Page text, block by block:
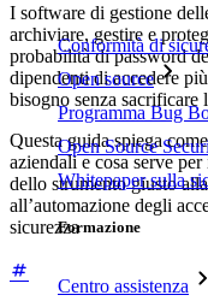
Conformità di
Open source
Programma Bug
Open Source
Whitepaper sulla
Formazione
Centro assistenza
I software di gestione
archiviare, gestire e
probabilità di password
dipendenti di accedere
bisogno senza sacrificare
Questa guida spiega
aziendali e cosa serve
dello strumento giusto
all’automazione degli
sicurezza